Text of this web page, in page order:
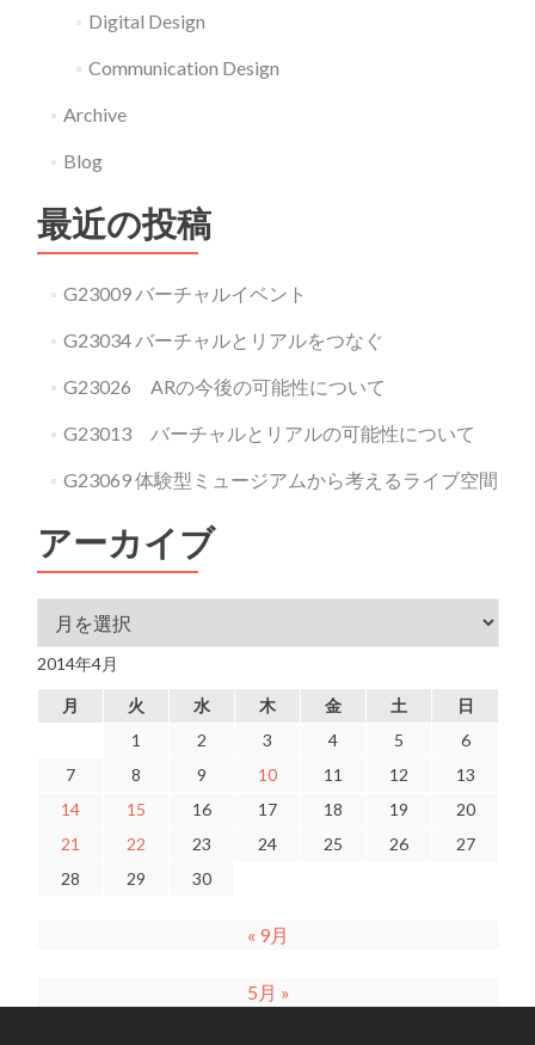
Digital Design
Communication Design
Archive
Blog
最近の投稿
G23009 バーチャルイベント
G23034 バーチャルとリアルをつなぐ
G23026 ARの今後の可能性について
G23013 バーチャルとリアルの可能性について
G23069 体験型ミュージアムから考えるライブ空間
アーカイブ
アーカイブ
2014年4月
月 火 水 木 金 土
日
1
2 3 4 5
6
7
8 9 10 11 12
13
14
15 16 17 18 19
20
21
22 23 24 25 26
27
28
29 30
« 9月
5月 »